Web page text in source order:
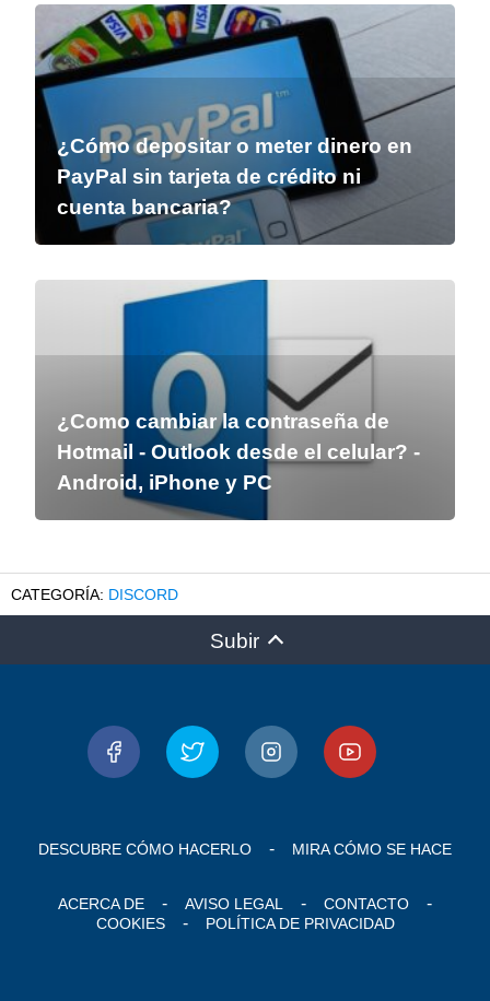
¿Cómo depositar o meter dinero en
PayPal sin tarjeta de crédito ni
cuenta bancaria?
¿Como cambiar la contraseña de
Hotmail - Outlook desde el celular? -
Android, iPhone y PC
DISCORD
Subir
DESCUBRE CÓMO HACERLO MIRA CÓMO SE HACE
ACERCA DE AVISO LEGAL
CONTACTO
COOKIES
POLÍTICA DE PRIVACIDAD